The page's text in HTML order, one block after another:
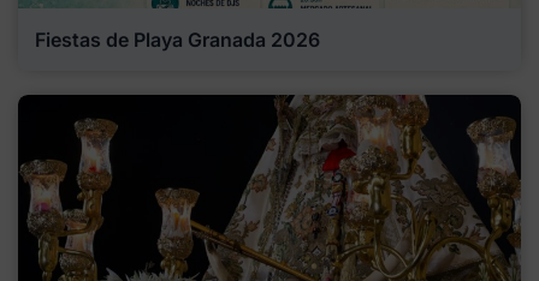
Fiestas de Playa Granada 2026